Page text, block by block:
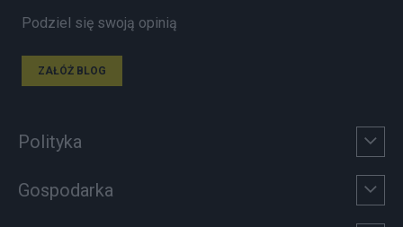
Podziel się swoją opinią
ZAŁÓŻ BLOG
Polityka
Gospodarka